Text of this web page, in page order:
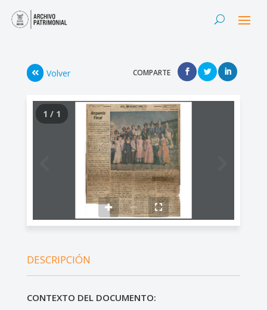
Volver COMPARTE
1 / 1
DESCRIPCIÓN
CONTEXTO DEL DOCUMENTO: